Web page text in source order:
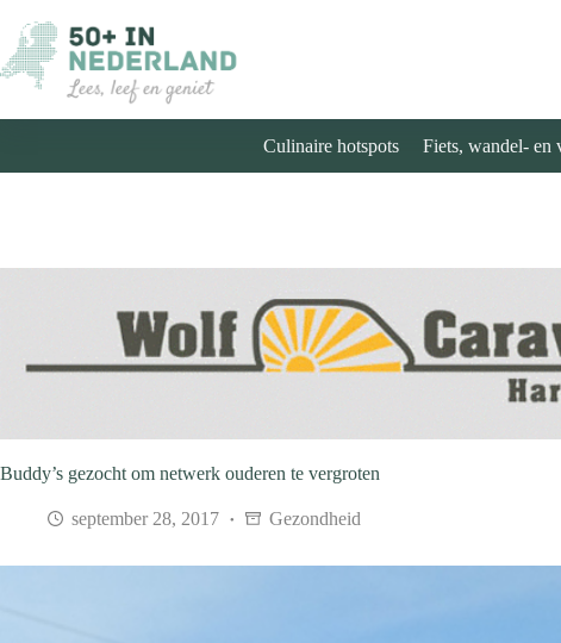
naar
de
inhoud
Culinaire hotspots Fiets, wandel- en
Buddy’s gezocht om netwerk ouderen te vergroten
september 28, 2017 Gezondheid